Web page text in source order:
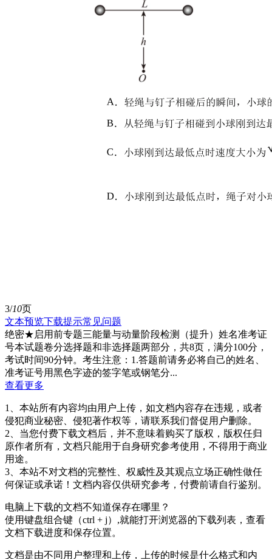
3/10页
文本预览下载提示常见问题
绝密★启用前专题三能量与动量阶段检测（提升）姓名准考证
号本试题卷分选择题和非选择题两部分，共8页，满分100分，
考试时间90分钟。考生注意：1.答题前请务必将自己的姓名、
准考证号用黑色字迹的签字笔或钢笔分...
查看更多
1、本站所有内容均由用户上传，如文档内容存在违规，或者
侵犯商业秘密、侵犯著作权等，请联系我们督促用户删除。
2、当您付费下载文档后，并不意味着购买了版权，版权任归
原作者所有，文档只能用于自身研究参考使用，不得用于商业
用途。
3、本站不对文档的完整性、权威性及其观点立场正确性做任
何保证或承诺！文档内容仅供研究参考，付费前请自行鉴别。
电脑上下载的文档不知道保存在哪里？
使用键盘组合键（ctrl + j）,就能打开浏览器的下载列表，查看
文档下载进度和保存位置。
文档是由不同用户整理和上传，上传的时候是什么格式和内